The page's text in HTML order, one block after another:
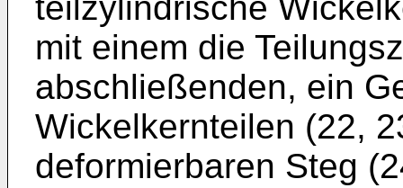
mit einem die
abschließenden, ein
Wickelkernteilen (22,
deformierbaren Steg